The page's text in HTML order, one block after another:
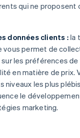
qui ne proposent
données clients : la
vous permet de
les préférences
en matière de prix.
niveaux les plus
le
marketing.